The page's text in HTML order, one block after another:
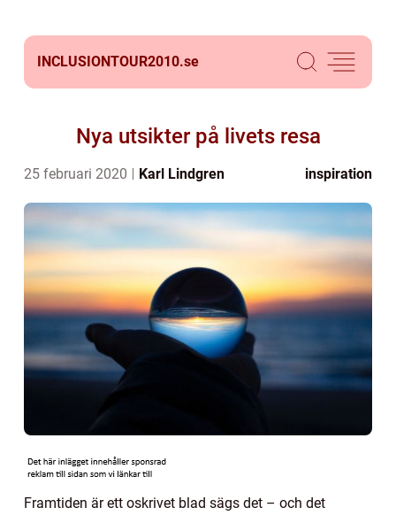
INCLUSIONTOUR2010.se
Nya utsikter på livets resa
25 februari 2020 Karl Lindgren inspiration
Framtiden är ett oskrivet blad sägs det – och det